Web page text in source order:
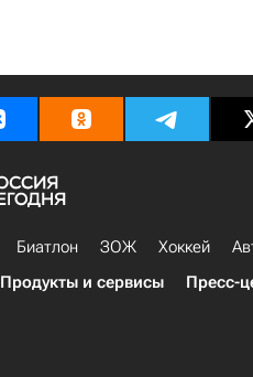
Биатлон ЗОЖ Хоккей
Продукты и сервисы Пресс-